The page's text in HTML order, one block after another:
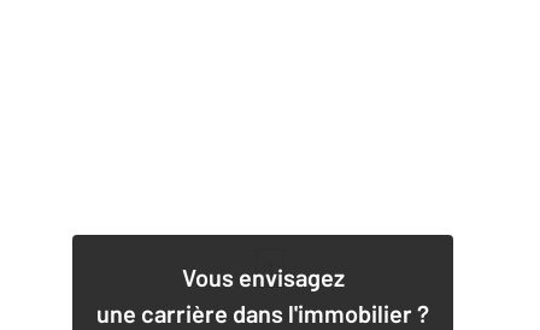
Vous envisagez
une carrière dans l'immobilier ?
1